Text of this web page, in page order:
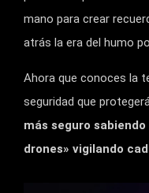
mano para crear
atrás la era del humo
Ahora que conoces la
seguridad que
más seguro
drones» vigilando